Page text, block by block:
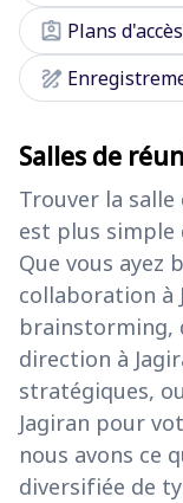
assignment_ind Plans
draw
Salles de
Trouver la
est plus simple
Que vous ayez
collaboration à
brainstorming,
direction à
stratégiques,
Jagiran pour
nous avons ce
diversifiée de